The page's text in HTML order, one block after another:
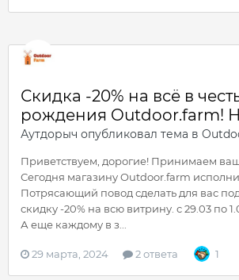
Скидка -20% на всё в
рождения Outdoor.farm!
Аутдорыч опубликовал тема в
Приветствуем, дорогие! Принимаем
Сегодня магазину Outdoor.farm
Потрясающий повод сделать для вас
скидку -20% на всю витрину. с 29.03 по
А еще каждому в з...
29 марта, 2024 2 ответа 1